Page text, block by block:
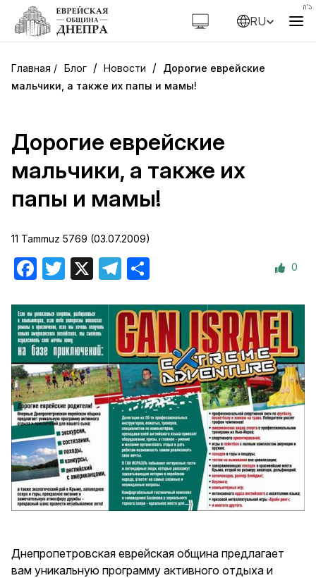
RU
Блог / Новости / Дорогие еврейские
мальчики, а также их папы и мамы!
Дорогие еврейские
мальчики, а также их
папы и мамы!
11 Tammuz 5769 (03.07.2009)
Facebook
Twitter Telegram 0
Днепропетровская еврейская община предлагает
вам уникальную программу активного отдыха и